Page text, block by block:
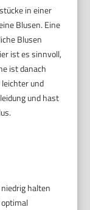
in einer
Blusen. Eine
Blusen
ist es sinnvoll,
ist danach
und
und hast
halten